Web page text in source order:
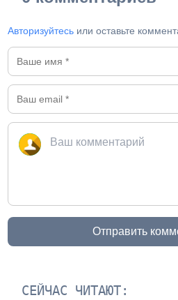
Авторизуйтесь или оставьте
Отправить
СЕЙЧАС ЧИТАЮТ: